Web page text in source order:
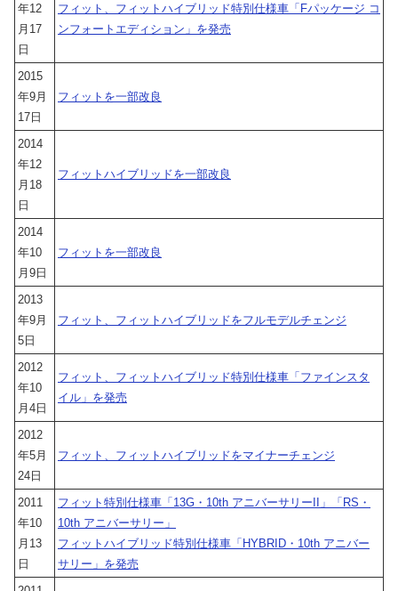
年12
月17
日
フィット、フィットハイブリッド特別仕様車「Fパッケージ コ
ンフォートエディション」を発売
2015
年9月
17日
フィットを一部改良
2014
年12
月18
日
フィットハイブリッドを一部改良
2014
年10
月9日
フィットを一部改良
2013
年9月
5日
フィット、フィットハイブリッドをフルモデルチェンジ
2012
年10
月4日
フィット、フィットハイブリッド特別仕様車「ファインスタ
イル」を発売
2012
年5月
24日
フィット、フィットハイブリッドをマイナーチェンジ
2011
年10
月13
日
フィット特別仕様車「13G・10th アニバーサリーII」「RS・
10th アニバーサリー」
フィットハイブリッド特別仕様車「HYBRID・10th アニバー
サリー」を発売